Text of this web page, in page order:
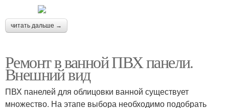
читать дальше →
Ремонт в ванной ПВХ панели.
Внешний вид
ПВХ панелей для облицовки ванной существует
множество. На этапе выбора необходимо подобрать